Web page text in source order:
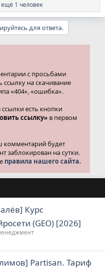
ещё 1 человек
для ответа.
с просьбами
ссылку на скачивание
«404», «ошибка».
есть кнопки
ссылку» в первом
будет
заблокирован на сутки.
правила нашего сайта.
Курс
(GEO) [2026]
Partisan. Тариф